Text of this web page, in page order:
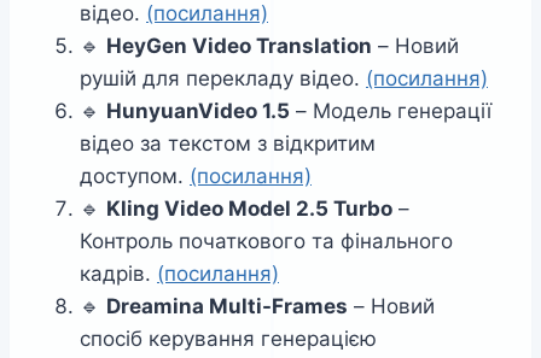
відео. (посилання)
🔹 HeyGen Video Translation – Новий
рушій для перекладу відео. (посилання)
🔹 HunyuanVideo 1.5 – Модель генерації
відео за текстом з відкритим
доступом. (посилання)
🔹 Kling Video Model 2.5 Turbo –
Контроль початкового та фінального
кадрів. (посилання)
🔹 Dreamina Multi-Frames – Новий
спосіб керування генерацією